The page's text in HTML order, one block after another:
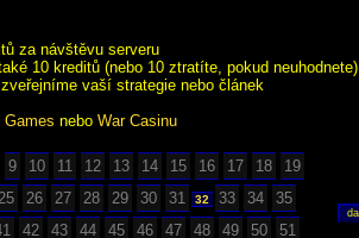
za návštěvu serveru
10 kreditů (nebo 10 ztratíte, pokud neuhodnete)
vaší strategie nebo článek
Games nebo War Casinu
9 10 11 12 13 14 15 16 17 18
19
25 26 27 28 29 30 31 32 33 34
35
42 43 44 45 46 47 48 49 50
51